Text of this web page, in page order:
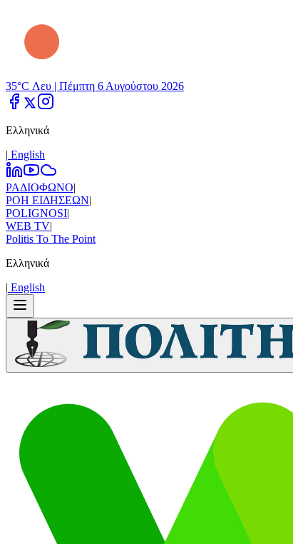
35°C Λευ | Πέμπτη 6 Αυγούστου 2026
Ελληνικά
| Εnglish
ΡΑΔΙΟΦΩΝΟ|
ΡΟΗ ΕΙΔΗΣΕΩΝ|
POLIGNOSI|
WEB TV|
Politis To The Point
Ελληνικά
| Εnglish